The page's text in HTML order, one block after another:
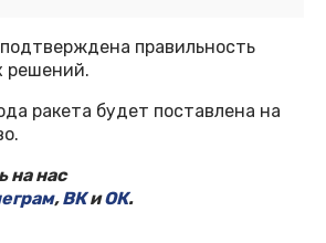
правильность
решений.
ракета будет поставлена на
на нас
,ВКиОК.